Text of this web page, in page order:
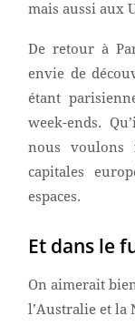
mais aussi aux
De retour à
envie de
étant
week-ends.
nous voulons
capitales
espaces.
Et dans le
On aimerait
l’Australie et la